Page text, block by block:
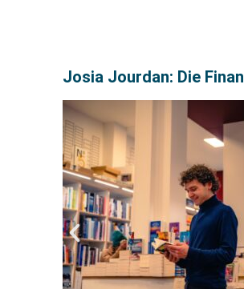
Josia Jourdan: Die